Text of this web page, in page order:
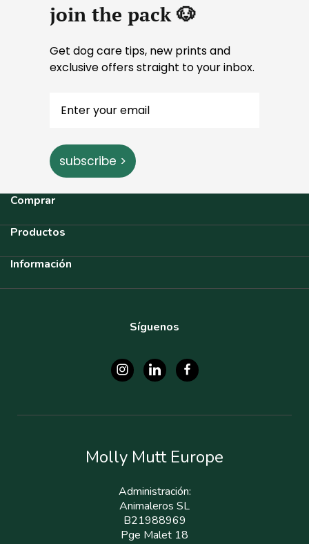
join the pack 🐶
Get dog care tips, new prints and
exclusive offers straight to your inbox.
subscribe >
Comprar
Productos
Información
Síguenos
Molly Mutt Europe
Administración:
Animaleros SL
B21988969
Pge Malet 18